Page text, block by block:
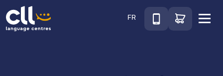
CLL
FR
TéléphoneAccéder au shop